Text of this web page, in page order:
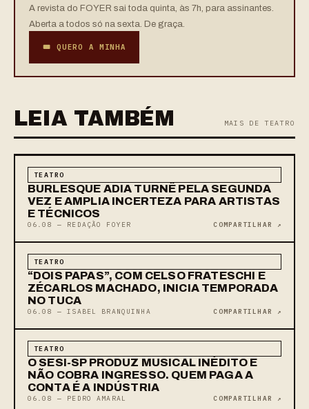
A revista do FOYER sai toda quinta, às 7h, para assinantes.
Aberta a todos só na sexta. De graça.
🎟 QUERO A MINHA
LEIA TAMBÉM MAIS DE TEATRO
TEATRO
BURLESQUE ADIA TURNÊ PELA SEGUNDA
VEZ E AMPLIA INCERTEZA PARA ARTISTAS
E TÉCNICOS
06.08 — REDAÇÃO FOYER COMPARTILHAR ↗
TEATRO
“DOIS PAPAS”, COM CELSO FRATESCHI E
ZÉCARLOS MACHADO, INICIA TEMPORADA
NO TUCA
06.08 — ISABEL BRANQUINHA COMPARTILHAR ↗
TEATRO
O SESI-SP PRODUZ MUSICAL INÉDITO E
NÃO COBRA INGRESSO. QUEM PAGA A
CONTA É A INDÚSTRIA
06.08 — PEDRO AMARAL COMPARTILHAR ↗